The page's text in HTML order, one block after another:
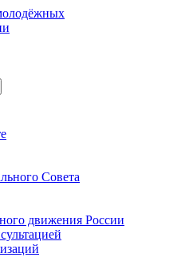
Совета
движения России